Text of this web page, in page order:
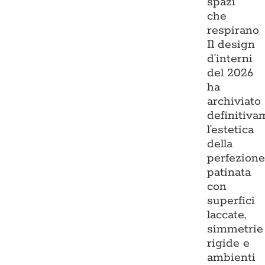
che
respirano
Il design
d’interni
del 2026
ha
archiviato
l’estetica
della
perfezione
patinata
con
superfici
laccate,
simmetrie
rigide e
ambienti